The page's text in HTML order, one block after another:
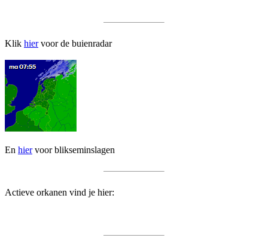
Klik hiervoor de buienradar
En hiervoor blikseminslagen
Actieve orkanen vind je hier: